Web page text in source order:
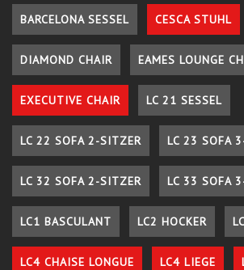
BARCELONA SESSEL CESCA STUHL
DIAMOND CHAIR EAMES LOUNGE
EXECUTIVE CHAIR LC 21 SESSEL
LC 22 SOFA 2-SITZER LC 23 SOFA
LC 32 SOFA 2-SITZER LC 33 SOFA
LC1 BASCULANT LC2 HOCKER
LC4 CHAISE LONGUE LC4 LIEGE